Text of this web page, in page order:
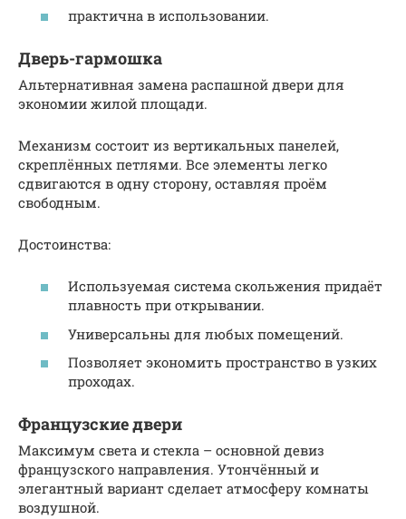
практична в использовании.
Дверь-гармошка
Альтернативная замена распашной двери для
экономии жилой площади.
Механизм состоит из вертикальных панелей,
скреплённых петлями. Все элементы легко
сдвигаются в одну сторону, оставляя проём
свободным.
Достоинства:
Используемая система скольжения придаёт
плавность при открывании.
Универсальны для любых помещений.
Позволяет экономить пространство в узких
проходах.
Французские двери
Максимум света и стекла – основной девиз
французского направления. Утончённый и
элегантный вариант сделает атмосферу комнаты
воздушной.